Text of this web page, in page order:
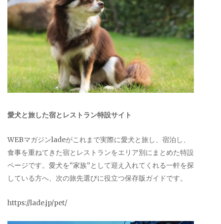
愛犬と旅した宿とレストラン特設サイト
WEBマガジンladeがこれまで実際に愛犬と旅し、宿泊し、
食事を重ねてきた宿とレストランをエリア別にまとめた特設
ページです。愛犬を“家族”として迎え入れてくれる一軒を探
している方へ、次の旅先選びに役立つ保存版ガイドです。
https://lade.jp/pet/